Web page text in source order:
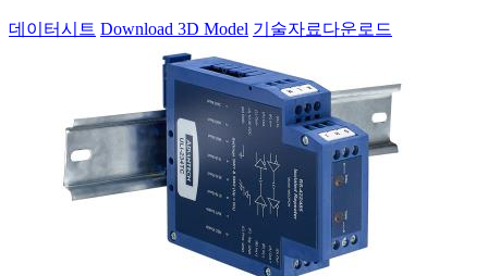
데이터시트 Download 3D Model 기술자료다운로드